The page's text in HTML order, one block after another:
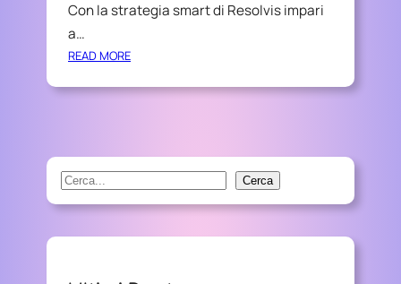
Con la strategia smart di Resolvis impari
a…
READ MORE:
I
O
M
P
E
S
e
Cerca